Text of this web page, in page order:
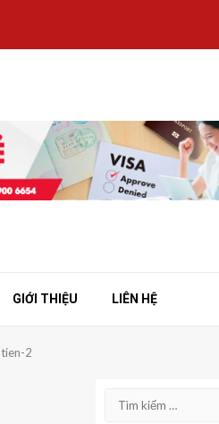
GIỚI THIỆU LIÊN HỆ
2
Tìm